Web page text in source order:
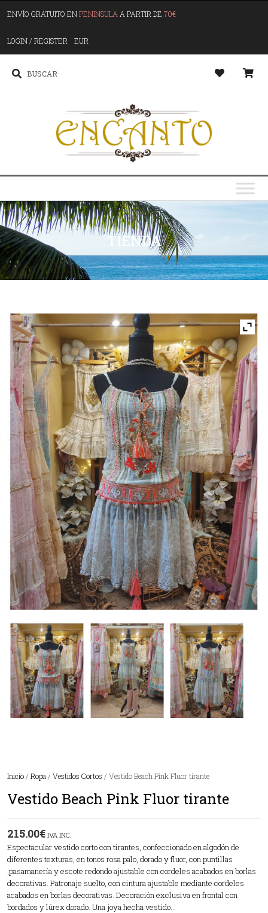
ENVÍO GRATUITO ENPENINSULA A PARTIR DE 70€
LOGIN / REGISTER EUR
TIENDA
Inicio / Ropa / Vestidos Cortos / Vestido Beach Pink Fluor tirante
Vestido Beach Pink Fluor tirante
215.00€ IVA INC.
Espectacular vestido corto con tirantes, confeccionado en algodón de
diferentes texturas, en tonos rosa palo, dorado y fluor, con puntillas
,pasamanería y escote redondo ajustable con cordeles acabados en borlas
decorativas. Patronaje suelto, con cintura ajustable mediante cordeles
acabados en borlas decorativas. Decoración exclusiva en frontal con
bordados y lúrex dorado. Una joya hecha vestido…